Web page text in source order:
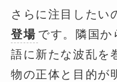
さらに注目したい
登場 です。隣国か
語に新たな波乱を
物の正体と目的が